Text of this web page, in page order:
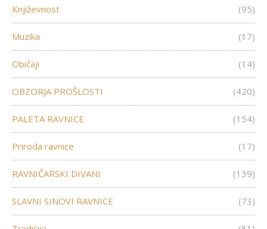
Književnost (95)
Muzika (17)
Običaji (14)
OBZORJA PROŠLOSTI (420)
PALETA RAVNICE (154)
Priroda ravnice (17)
RAVNIČARSKI DIVANI (139)
SLAVNI SINOVI RAVNICE (73)